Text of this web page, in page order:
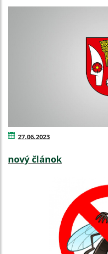
27.06.2023
nový článok